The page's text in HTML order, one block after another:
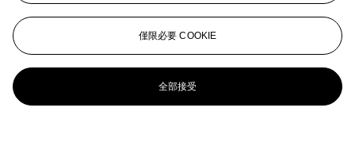
僅限必要 COOKIE
全部接受